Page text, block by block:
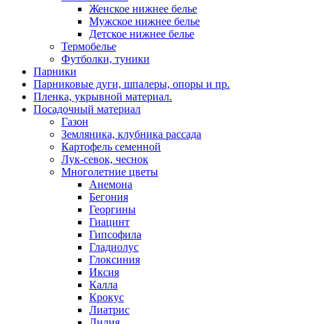
Женское нижнее белье
Мужское нижнее белье
Детское нижнее белье
Термобелье
Футболки, туники
Парники
Парниковые дуги, шпалеры, опоры и пр.
Пленка, укрывной материал.
Посадочный материал
Газон
Земляника, клубника рассада
Картофель семенной
Лук-севок, чеснок
Многолетние цветы
Анемона
Бегония
Георгины
Гиацинт
Гипсофила
Гладиолус
Глоксиния
Иксия
Калла
Крокус
Лиатрис